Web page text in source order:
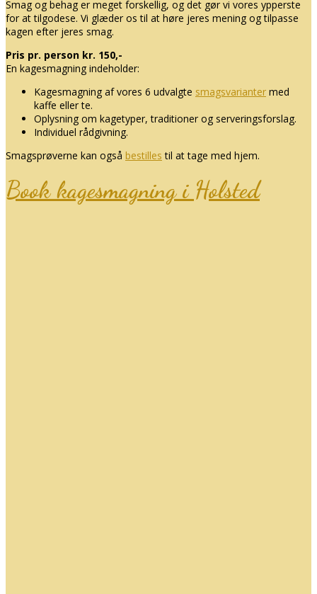
Smag og behag er meget forskellig, og det gør vi vores ypperste
for at tilgodese. Vi glæder os til at høre jeres mening og tilpasse
kagen efter jeres smag.
Pris pr. person kr. 150,-
En kagesmagning indeholder:
Kagesmagning af vores 6 udvalgte smagsvarianter med
kaffe eller te.
Oplysning om kagetyper, traditioner og serveringsforslag.
Individuel rådgivning.
Smagsprøverne kan også bestilles til at tage med hjem.
Book kagesmagning i Holsted